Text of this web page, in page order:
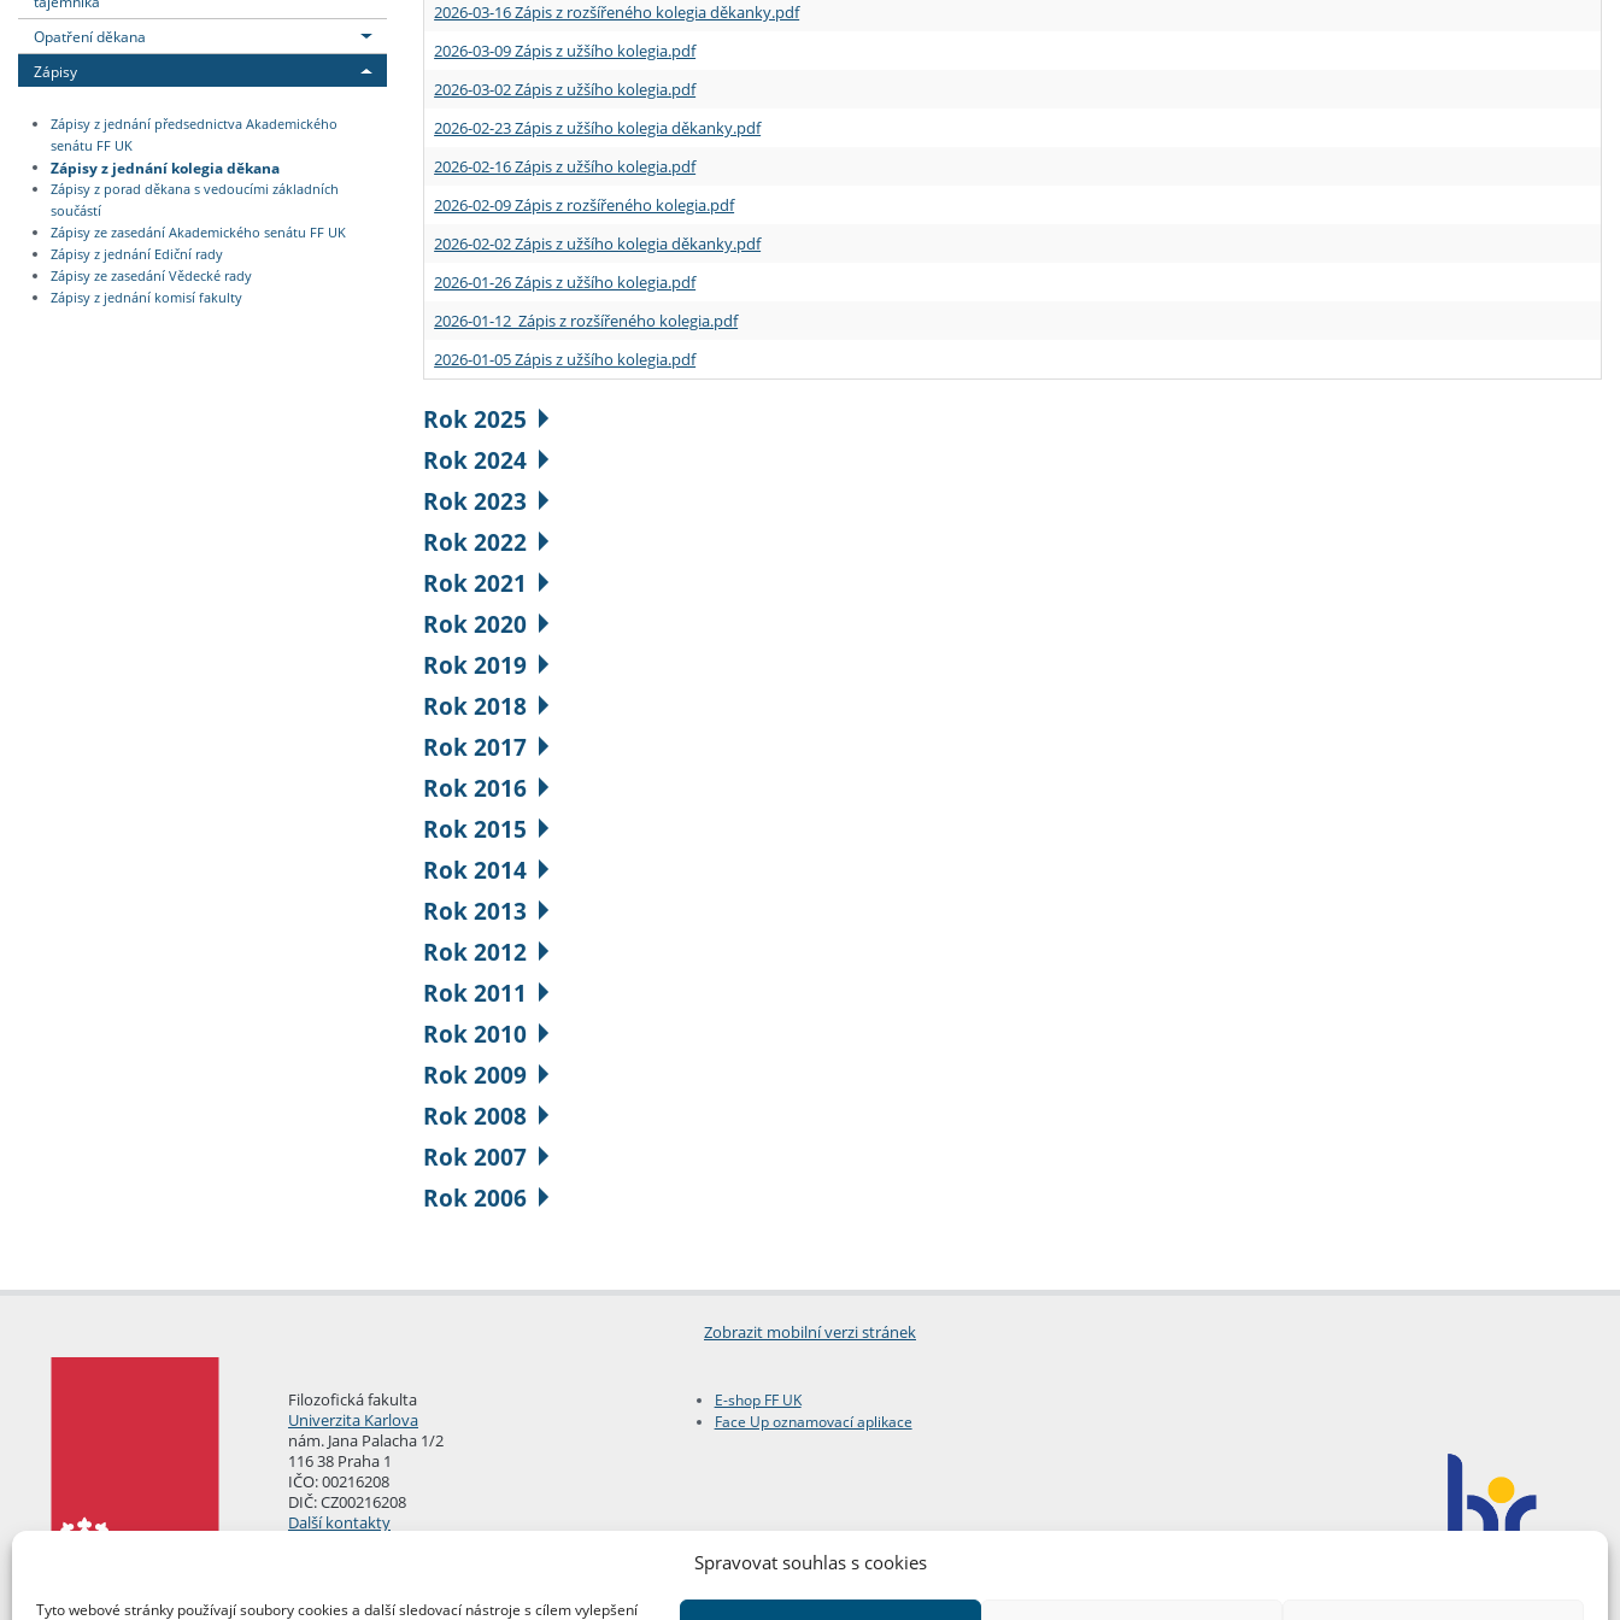
Spravovat souhlas s cookies
Tyto webové stránky používají soubory cookies a další sledovací nástroje s cílem vylepšení
Opatření děkana
Zápisy
Zápisy z jednání předsednictva Akademického
senátu FF UK
Zápisy z jednání kolegia děkana
Zápisy z porad děkana s vedoucími základních
součástí
Zápisy ze zasedání Akademického senátu FF UK
Zápisy z jednání Ediční rady
Zápisy ze zasedání Vědecké rady
Zápisy z jednání komisí fakulty
2026-03-16 Zápis z rozšířeného kolegia děkanky.pdf
2026-03-09 Zápis z užšího kolegia.pdf
2026-03-02 Zápis z užšího kolegia.pdf
2026-02-23 Zápis z užšího kolegia děkanky.pdf
2026-02-16 Zápis z užšího kolegia.pdf
2026-02-09 Zápis z rozšířeného kolegia.pdf
2026-02-02 Zápis z užšího kolegia děkanky.pdf
2026-01-26 Zápis z užšího kolegia.pdf
2026-01-12 Zápis z rozšířeného kolegia.pdf
2026-01-05 Zápis z užšího kolegia.pdf
Rok 2025
Rok 2024
Rok 2023
Rok 2022
Rok 2021
Rok 2020
Rok 2019
Rok 2018
Rok 2017
Rok 2016
Rok 2015
Rok 2014
Rok 2013
Rok 2012
Rok 2011
Rok 2010
Rok 2009
Rok 2008
Rok 2007
Rok 2006
Zobrazit mobilní verzi stránek
Filozofická fakulta
Univerzita Karlova
nám. Jana Palacha 1/2
116 38 Praha 1
IČO: 00216208
DIČ: CZ00216208
Další kontakty
E-shop FF UK
Face Up oznamovací aplikace